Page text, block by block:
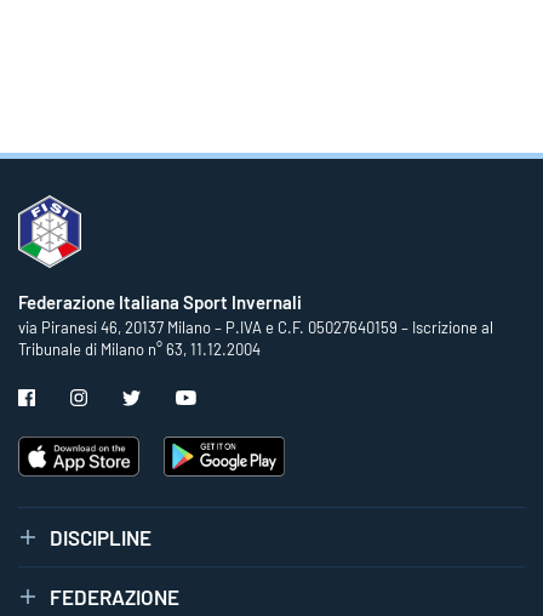
Federazione Italiana Sport Invernali
via Piranesi 46, 20137 Milano – P.IVA e C.F. 05027640159 – Iscrizione al
Tribunale di Milano n° 63, 11.12.2004
DISCIPLINE
FEDERAZIONE